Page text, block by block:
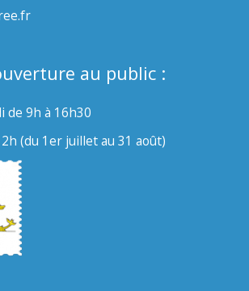
au public :
de 9h à 16h30
(du 1er juillet au 31 août)